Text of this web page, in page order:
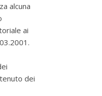
alcuna
ai
dei